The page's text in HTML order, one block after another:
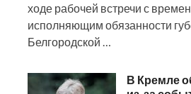
ходе рабочей встречи с
исполняющим обязанности
Белгородской …
В Кремле